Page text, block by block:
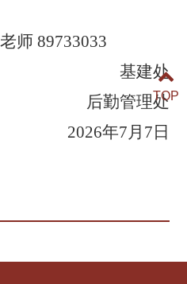
师 89733033
基建处
后勤管理处
2026年7月7日
TOP